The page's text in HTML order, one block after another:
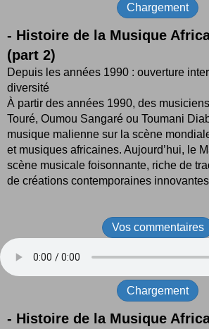
Chargement
- Histoire de la Musique
(part 2)
Depuis les années 1990 : ouverture
diversité
À partir des années 1990, des
Touré, Oumou Sangaré ou Toumani
musique malienne sur la scène
et musiques africaines. Aujourd’hui, le
scène musicale foisonnante, riche de
de créations contemporaines innovantes
Vos commentaires
Chargement
- Histoire de la Musique